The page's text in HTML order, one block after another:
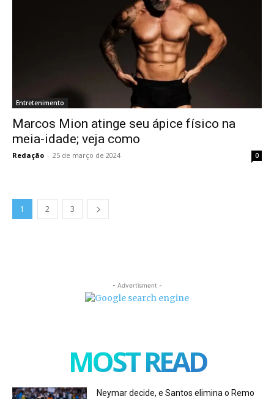
Entretenimento
Marcos Mion atinge seu ápice físico na
meia-idade; veja como
Redação - 25 de março de 2024 0
1 2 3
- Advertisment -
MOST READ
Neymar decide, e Santos elimina o Remo